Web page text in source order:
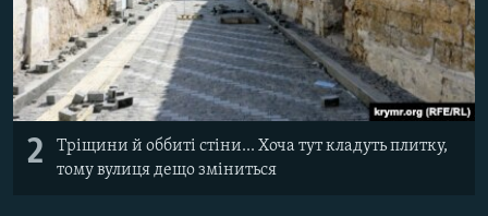
2
Тріщини й оббиті стіни... Хоча тут кладуть плитку,
тому вулиця дещо зміниться